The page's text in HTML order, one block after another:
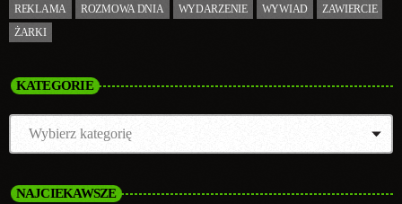
REKLAMA
ROZMOWA DNIA WYDARZENIE WYWIAD
ZAWIERCIE
ŻARKI
KATEGORIE
NAJCIEKAWSZE